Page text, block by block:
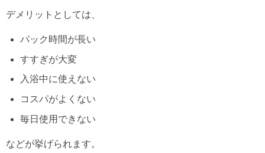
デメリットとしては、
パック時間が長い
すすぎが大変
入浴中に使えない
コスパがよくない
毎日使用できない
などが挙げられます。